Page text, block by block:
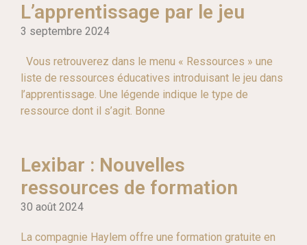
L’apprentissage par le jeu
3 septembre 2024
Vous retrouverez dans le menu « Ressources » une
liste de ressources éducatives introduisant le jeu dans
l’apprentissage. Une légende indique le type de
ressource dont il s’agit. Bonne
Lexibar : Nouvelles
ressources de formation
30 août 2024
La compagnie Haylem offre une formation gratuite en